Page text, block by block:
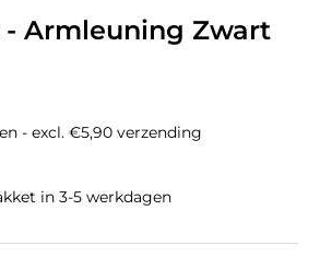
- Armleuning Zwart
- excl. €5,90 verzending
in 3-5 werkdagen